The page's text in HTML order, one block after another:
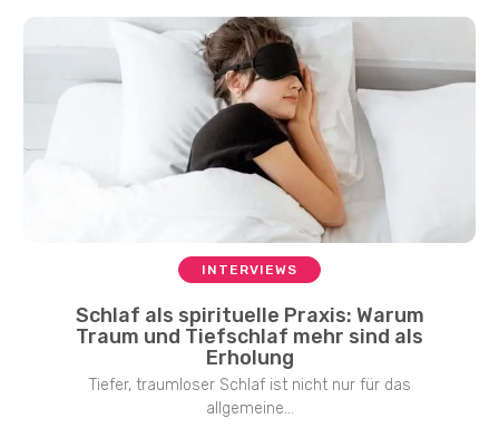
INTERVIEWS
Schlaf als spirituelle Praxis: Warum
Traum und Tiefschlaf mehr sind als
Erholung
Tiefer, traumloser Schlaf ist nicht nur für das
allgemeine...